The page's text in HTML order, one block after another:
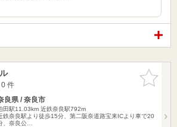
お気に入
りに追加
件
良県 / 奈良市
田駅11.03km 近鉄奈良駅792m
鉄奈良駅より徒歩15分、第二阪奈道路宝来ICより車で20
、奈良公…